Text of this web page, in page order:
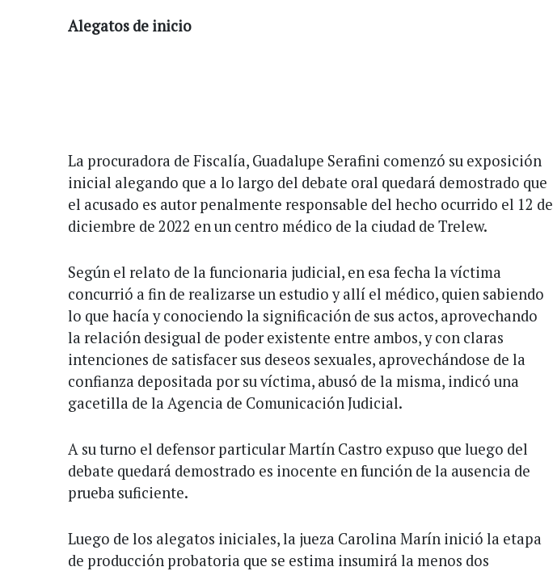
Alegatos de inicio
La procuradora de Fiscalía, Guadalupe Serafini comenzó su exposición
inicial alegando que a lo largo del debate oral quedará demostrado que
el acusado es autor penalmente responsable del hecho ocurrido el 12 de
diciembre de 2022 en un centro médico de la ciudad de Trelew.
Según el relato de la funcionaria judicial, en esa fecha la víctima
concurrió a fin de realizarse un estudio y allí el médico, quien sabiendo
lo que hacía y conociendo la significación de sus actos, aprovechando
la relación desigual de poder existente entre ambos, y con claras
intenciones de satisfacer sus deseos sexuales, aprovechándose de la
confianza depositada por su víctima, abusó de la misma, indicó una
gacetilla de la Agencia de Comunicación Judicial.
A su turno el defensor particular Martín Castro expuso que luego del
debate quedará demostrado es inocente en función de la ausencia de
prueba suficiente.
Luego de los alegatos iniciales, la jueza Carolina Marín inició la etapa
de producción probatoria que se estima insumirá la menos dos